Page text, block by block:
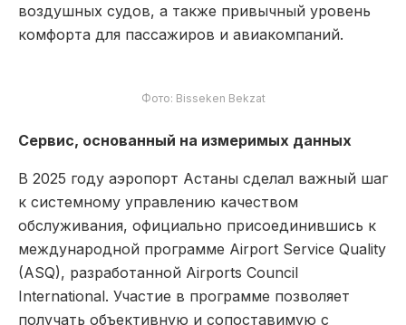
воздушных судов, а также привычный уровень
комфорта для пассажиров и авиакомпаний.
Фото: Bisseken Bekzat
Сервис, основанный на измеримых данных
В 2025 году аэропорт Астаны сделал важный шаг
к системному управлению качеством
обслуживания, официально присоединившись к
международной программе Airport Service Quality
(ASQ), разработанной Airports Council
International. Участие в программе позволяет
получать объективную и сопоставимую с